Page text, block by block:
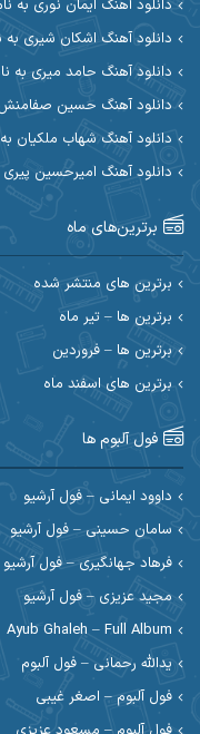
آیت احمدنژاد
ابراهیم شمس
ابی حسینی
احسان آیینفر
احسان امیدوار
احسان حیدری
احسان رمضانی
احسان کریمی
احسان مرادیان
احمد بیرانوند
احمد صحراییان
احمد نازدار
احمدرضا امرایی
ارسلان منصوری
دانلود آهنگ ایمان نوری به
دانلود آهنگ اشکان شیری به
دانلود آهنگ حامد میری به
دانلود آهنگ حسین صفامنش
دانلود آهنگ شهاب ملکیان
دانلود آهنگ امیرحسین پیری
برترین‌های ماه
برترین های منتشر شده
برترین ها – تیر ماه
برترین ها – فروردین
برترین های اسفند ماه
فول آلبوم ها
داوود ایمانی – فول آرشیو
سامان حسینی – فول آرشیو
فرهاد جهانگیری – فول آرشیو
مجید عزیزی – فول آرشیو
Ayub Ghaleh – Full Album
یدالله رحمانی – فول آلبوم
فول آلبوم – اصغر غیبی